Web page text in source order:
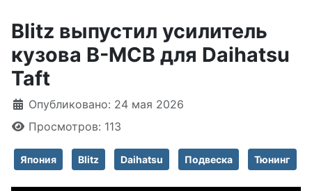
Blitz выпустил усилитель
кузова B-MCB для Daihatsu
Taft
Информация о материале
Опубликовано: 24 мая 2026
Просмотров: 113
Япония Blitz Daihatsu Подвеска Тюнинг